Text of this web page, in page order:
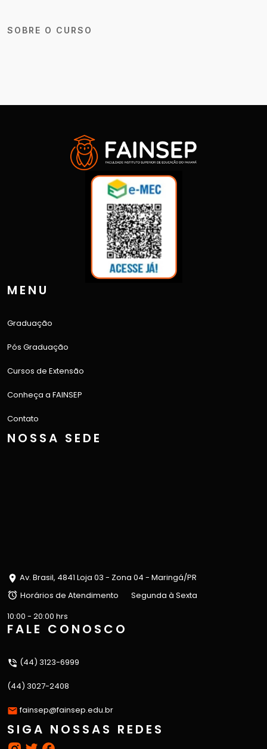
SOBRE O CURSO
MENU
Graduação
Pós Graduação
Cursos de Extensão
Conheça a FAINSEP
Contato
NOSSA SEDE
Av. Brasil, 4841 Loja 03 - Zona 04 - Maringá/PR
Horários de Atendimento
Segunda à Sexta
10:00 - 20:00 hrs
FALE CONOSCO
(44) 3123-6999
(44) 3027-2408
fainsep@fainsep.edu.br
SIGA NOSSAS REDES